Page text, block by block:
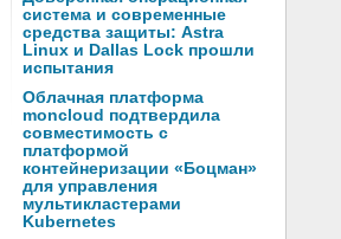
система и современные
средства защиты: Astra
Linux и Dallas Lock прошли
испытания
Облачная платформа
moncloud подтвердила
совместимость с
платформой
контейнеризации «Боцман»
для управления
мультикластерами
Kubernetes